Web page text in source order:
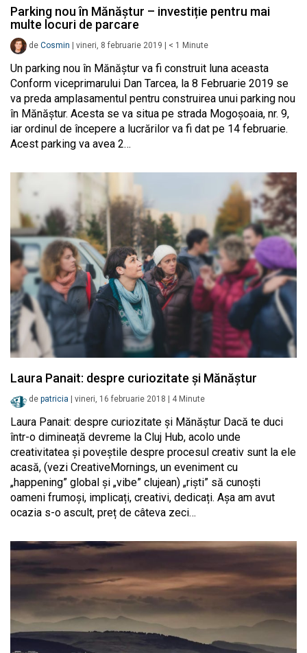
Parking nou în Mănăștur – investiție pentru mai
multe locuri de parcare
de Cosmin vineri, 8 februarie 2019 < 1 Minute
Un parking nou în Mănăștur va fi construit luna aceasta
Conform viceprimarului Dan Tarcea, la 8 Februarie 2019 se
va preda amplasamentul pentru construirea unui parking nou
în Mănăștur. Acesta se va situa pe strada Mogoșoaia, nr. 9,
iar ordinul de începere a lucrărilor va fi dat pe 14 februarie.
Acest parking va avea 2…
Laura Panait: despre curiozitate și Mănăștur
de patricia vineri, 16 februarie 2018 4 Minute
Laura Panait: despre curiozitate și Mănăștur Dacă te duci
într-o dimineață devreme la Cluj Hub, acolo unde
creativitatea și poveștile despre procesul creativ sunt la ele
acasă, (vezi CreativeMornings, un eveniment cu
„happening” global și „vibe” clujean) „riști” să cunoști
oameni frumoși, implicați, creativi, dedicați. Așa am avut
ocazia s-o ascult, preț de câteva zeci…